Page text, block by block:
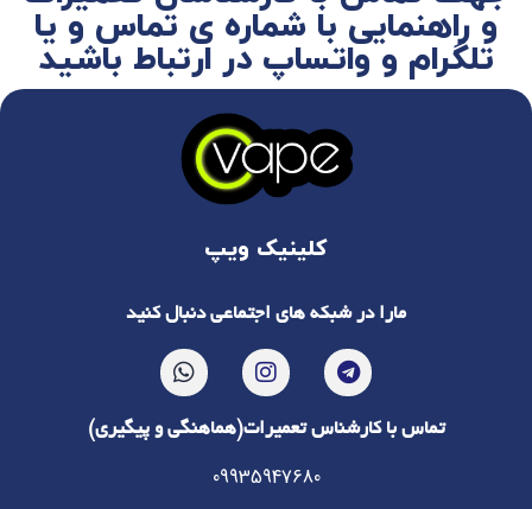
و راهنمایی با شماره ی تماس و یا
تلگرام و واتساپ در ارتباط باشید
کلینیک ویپ
مارا در شبکه های اجتماعی دنبال کنید
تماس با کارشناس تعمیرات(هماهنگی و پیگیری)
09935947680